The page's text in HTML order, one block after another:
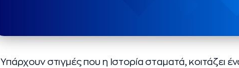
Υπάρχουν στιγμές που η Ιστορία σταματά, κοιτάζει